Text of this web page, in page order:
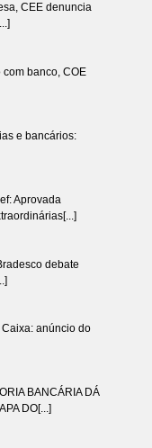
CEE denuncia
banco, COE
e bancários:
Aprovada
debate
anúncio do
BANCÁRIA DÁ
DO[...]